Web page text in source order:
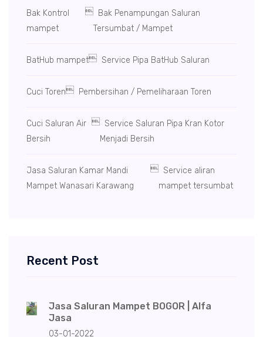
Bak Kontrol
mampet
 Bak Penampungan Saluran
Tersumbat / Mampet
BatHub mampet Service Pipa BatHub Saluran
Cuci Toren Pembersihan / Pemeliharaan Toren
Cuci Saluran Air
Bersih
Service Saluran Pipa Kran Kotor
Menjadi Bersih
Jasa Saluran Kamar Mandi
Mampet Wanasari Karawang
Service aliran
mampet tersumbat
Recent Post
Jasa Saluran Mampet BOGOR | Alfa
Jasa
03-01-2022